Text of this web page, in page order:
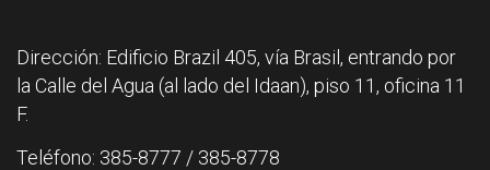
Dirección: Edificio Brazil 405, vía Brasil, entrando por
la Calle del Agua (al lado del Idaan), piso 11, oficina 11
F.
Teléfono: 385-8777 / 385-8778